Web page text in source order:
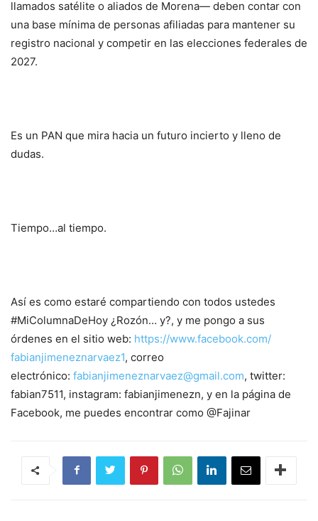
llamados satélite o aliados de Morena— deben contar con
una base mínima de personas afiliadas para mantener su
registro nacional y competir en las elecciones federales de
2027.
Es un PAN que mira hacia un futuro incierto y lleno de
dudas.
Tiempo…al tiempo.
Así es como estaré compartiendo con todos ustedes
#MiColumnaDeHoy ¿Rozón… y?, y me pongo a sus
órdenes en el sitio web: https://www.facebook.com/
fabianjimeneznarvaez1, correo
electrónico: fabianjimeneznarvaez@gmail.com, twitter:
fabian7511, instagram: fabianjimenezn, y en la página de
Facebook, me puedes encontrar como @Fajinar